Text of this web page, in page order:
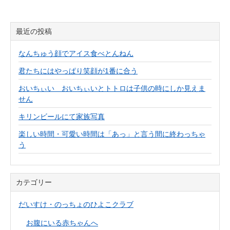
最近の投稿
なんちゅう顔でアイス食べとんねん
君たちにはやっぱり笑顔が1番に合う
おいちぃい おいちぃいとトトロは子供の時にしか見えま
せん
キリンビールにて家族写真
楽しい時間・可愛い時間は「あっ」と言う間に終わっちゃ
う
カテゴリー
だいすけ・のっちょのひよこクラブ
お腹にいる赤ちゃんへ